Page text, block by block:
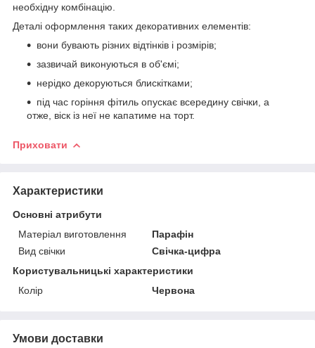
необхідну комбінацію.
Деталі оформлення таких декоративних елементів:
вони бувають різних відтінків і розмірів;
зазвичай виконуються в об'ємі;
нерідко декоруються блискітками;
під час горіння фітиль опускає всередину свічки, а
отже, віск із неї не капатиме на торт.
Приховати
Характеристики
Основні атрибути
Матеріал виготовлення
Парафін
Вид свічки
Свічка-цифра
Користувальницькі характеристики
Колір
Червона
Умови доставки